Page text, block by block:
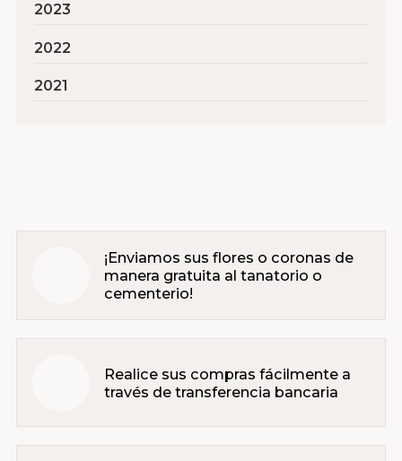
2023
2022
2021
¡Enviamos sus flores o coronas de
manera gratuita al tanatorio o
cementerio!
Realice sus compras fácilmente a
través de transferencia bancaria